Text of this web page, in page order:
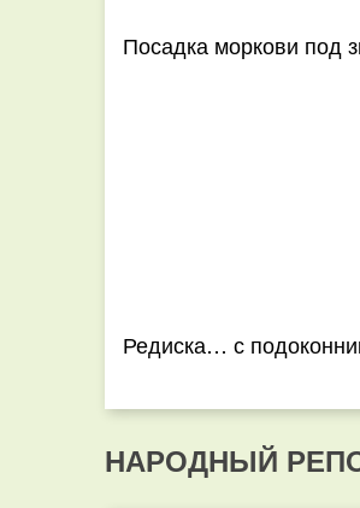
Посадка моркови под
Редиска… с
НАРОДНЫЙ